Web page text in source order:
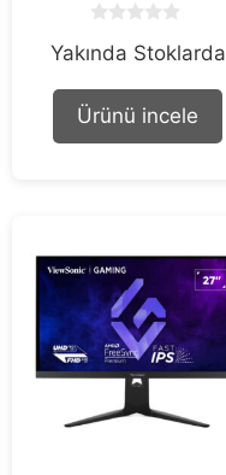
o
t
f
Yakında Stoklarda
Ürünü incele